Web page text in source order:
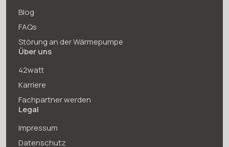
Blog
FAQs
Störung an der Wärmepumpe
Über uns
42watt
Karriere
Fachpartner werden
Legal
Impressum
Datenschutz